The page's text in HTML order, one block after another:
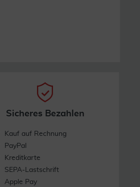
Sicheres Bezahlen
Kauf auf Rechnung
PayPal
Kreditkarte
SEPA-Lastschrift
Apple Pay